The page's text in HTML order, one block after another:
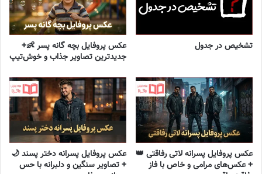
تشخیص در جدول
عکس پروفایل بچه گانه پسر 👶+
جدیدترین تصاویر جذاب و خوش‌تیپ
عکس پروفایل پسرانه لاتی رفاقتی 👑
+ عکس‌های مرامی و خاص با فاز
عکس پروفایل پسرانه دختر پسند 🌙
+ تصاویر سنگین و دلبرانه با حس